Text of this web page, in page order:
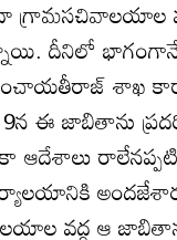
దీనిలో
శాఖ
ఈ జాబితాను
వద్ద ఆ